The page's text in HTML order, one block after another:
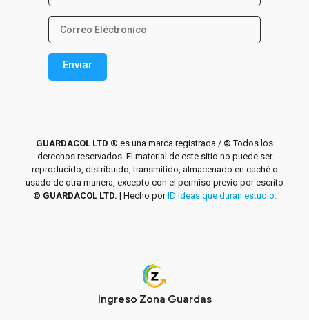
Enviar
GUARDACOL LTD ® es una marca registrada / © Todos los
derechos reservados. El material de este sitio no puede ser
reproducido, distribuido, transmitido, almacenado en caché o
usado de otra manera, excepto con el permiso previo por escrito
© GUARDACOL LTD. | Hecho porID Ideas que duran estudio.
Ingreso Zona Guardas